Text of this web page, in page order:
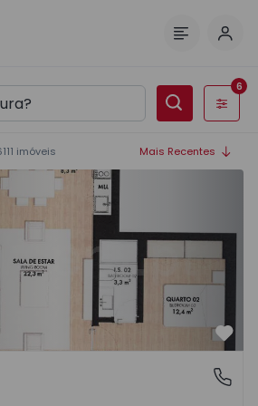
Filtros
6
imóveis Mais Recentes
Piscina Lisboa, Lumiar - 1576121 - 1